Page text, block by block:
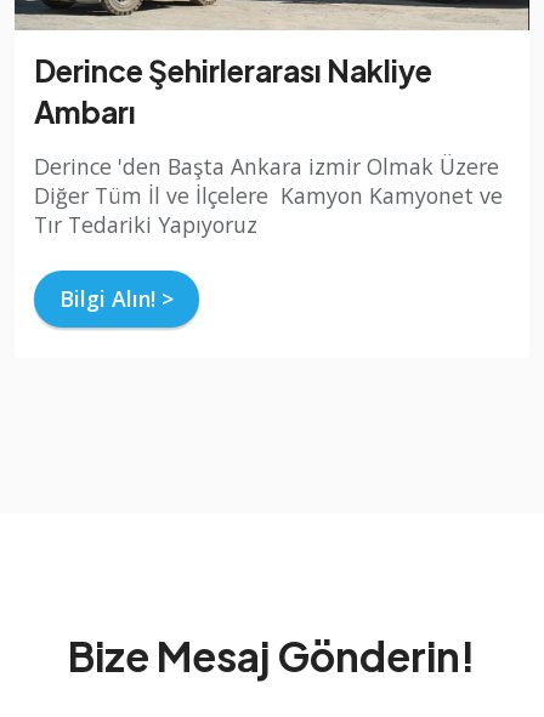
Derince Şehirlerarası Nakliye
Ambarı
Derince 'den Başta Ankara izmir Olmak Üzere
Diğer Tüm İl ve İlçelere Kamyon Kamyonet ve
Tır Tedariki Yapıyoruz
Bilgi Alın! >
Bize Mesaj Gönderin!